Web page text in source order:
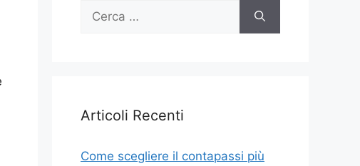
Ricerca
Articoli Recenti
Come scegliere il contapassi più